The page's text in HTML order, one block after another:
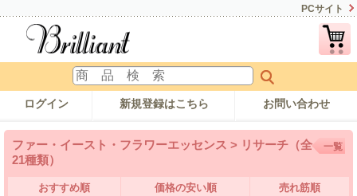
PCサイト
ログイン 新規登録はこちら お問い合わせ
ファー・イースト・フラワーエッセンス > リサーチ（全
21種類）
一覧
おすすめ順 価格の安い順 売れ筋順